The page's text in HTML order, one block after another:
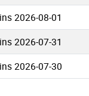
2026-08-01
2026-07-31
2026-07-30